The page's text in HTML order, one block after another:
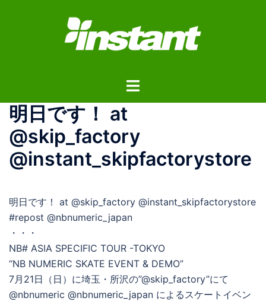
ス
ト
ル
ニ
ュ
明日です！ at
@skip_factory
@instant_skipfactorystore
明日です！ at @skip_factory @instant_skipfactorystore
#repost @nbnumeric_japan
・・・
NB# ASIA SPECIFIC TOUR -TOKYO
“NB NUMERIC SKATE EVENT & DEMO”
7月21日（日）に埼玉・所沢の”@skip_factory”にて
@nbnumeric @nbnumeric_japan によるスケートイベン